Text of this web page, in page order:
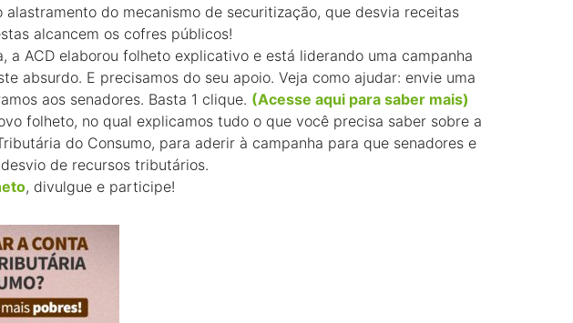
alastramento do mecanismo de securitização, que desvia receitas
alcancem os cofres públicos!
a ACD elaborou folheto explicativo e está liderando uma campanha
absurdo. E precisamos do seu apoio. Veja como ajudar: envie uma
aos senadores. Basta 1 clique. (Acesse aqui para saber mais)
folheto, no qual explicamos tudo o que você precisa saber sobre a
do Consumo, para aderir à campanha para que senadores e
de recursos tributários.
, divulgue e participe!